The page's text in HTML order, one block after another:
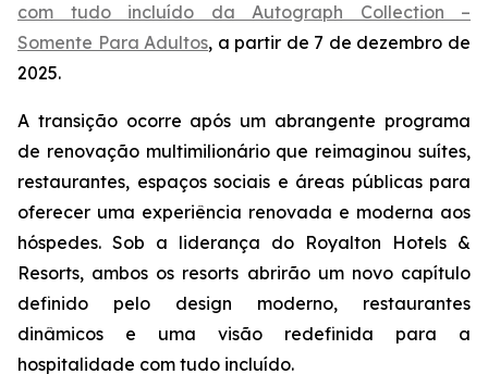
com tudo incluído da Autograph Collection –
Somente Para Adultos, a partir de 7 de dezembro de
2025.
A transição ocorre após um abrangente programa
de renovação multimilionário que reimaginou suítes,
restaurantes, espaços sociais e áreas públicas para
oferecer uma experiência renovada e moderna aos
hóspedes. Sob a liderança do Royalton Hotels &
Resorts, ambos os resorts abrirão um novo capítulo
definido pelo design moderno, restaurantes
dinâmicos e uma visão redefinida para a
hospitalidade com tudo incluído.